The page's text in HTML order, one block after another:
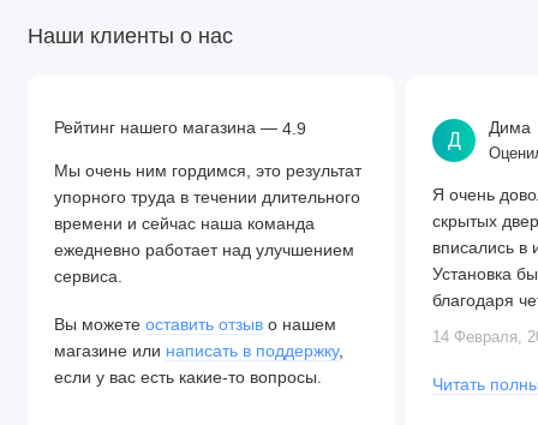
Наши клиенты о нас
Рейтинг нашего магазина — 4.9
Мы очень ним гордимся, это результат
упорного труда в течении длительного
времени и сейчас наша команда
ежедневно работает над улучшением
сервиса.
Вы можете оставить отзыв о нашем
магазине или написать в поддержку,
если у вас есть какие-то вопросы.
Д
Дима
Я очень
скрытых
вписались в
Установка
благодаря
Алексея.
14 Февраля,
Читать